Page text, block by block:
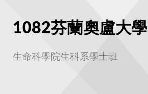
1082芬蘭奧盧大學
生命科學院生科系學士班